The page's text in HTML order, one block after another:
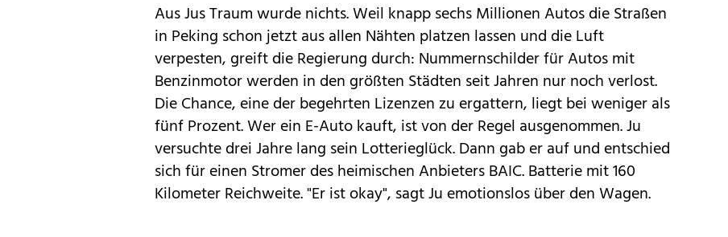
Aus Jus Traum wurde nichts. Weil knapp sechs Millionen Autos die Straßen
in Peking schon jetzt aus allen Nähten platzen lassen und die Luft
verpesten, greift die Regierung durch: Nummernschilder für Autos mit
Benzinmotor werden in den größten Städten seit Jahren nur noch verlost.
Die Chance, eine der begehrten Lizenzen zu ergattern, liegt bei weniger als
fünf Prozent. Wer ein E-Auto kauft, ist von der Regel ausgenommen. Ju
versuchte drei Jahre lang sein Lotterieglück. Dann gab er auf und entschied
sich für einen Stromer des heimischen Anbieters BAIC. Batterie mit 160
Kilometer Reichweite. "Er ist okay", sagt Ju emotionslos über den Wagen.